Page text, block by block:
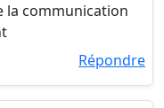
la communication
Répondre